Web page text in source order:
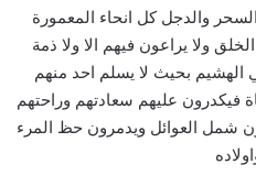
والدجل كل انحاء المعمورة
ولا يراعون فيهم الا ولا ذمة
الهشيم بحيث لا يسلم احد منهم
فيكدرون عليهم سعادتهم وراحتهم
شمل العوائل ويدمرون حظ المرء